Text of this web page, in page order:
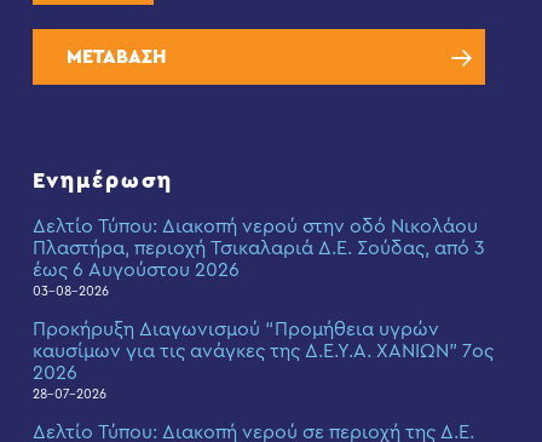
ΜΕΤΑΒΑΣΗ
Ενημέρωση
Δελτίο Τύπου: Διακοπή νερού στην οδό Νικολάου
Πλαστήρα, περιοχή Τσικαλαριά Δ.Ε. Σούδας, από 3
έως 6 Αυγούστου 2026
03-08-2026
Προκήρυξη Διαγωνισμού “Προμήθεια υγρών
καυσίμων για τις ανάγκες της Δ.Ε.Υ.Α. ΧΑΝΙΩΝ” 7ος
2026
28-07-2026
Δελτίο Τύπου: Διακοπή νερού σε περιοχή της Δ.Ε.